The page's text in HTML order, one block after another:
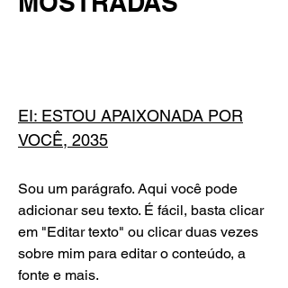
EI: ESTOU APAIXONADA POR
VOCÊ, 2035
Sou um parágrafo. Aqui você pode
adicionar seu texto. É fácil, basta clicar
em "Editar texto" ou clicar duas vezes
sobre mim para editar o conteúdo, a
fonte e mais.